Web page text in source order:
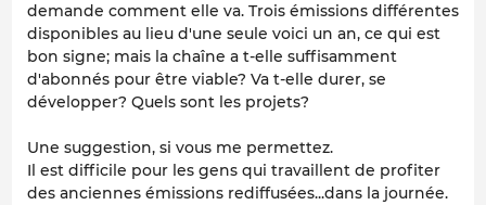
demande comment elle va. Trois émissions différentes
disponibles au lieu d'une seule voici un an, ce qui est
bon signe; mais la chaîne a t-elle suffisamment
d'abonnés pour être viable? Va t-elle durer, se
développer? Quels sont les projets?
Une suggestion, si vous me permettez.
Il est difficile pour les gens qui travaillent de profiter
des anciennes émissions rediffusées...dans la journée.